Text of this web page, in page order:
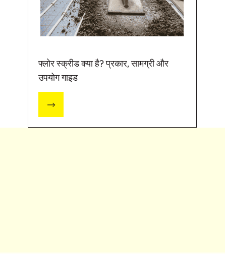
फ्लोर स्क्रीड क्या है? प्रकार, सामग्री और
उपयोग गाइड